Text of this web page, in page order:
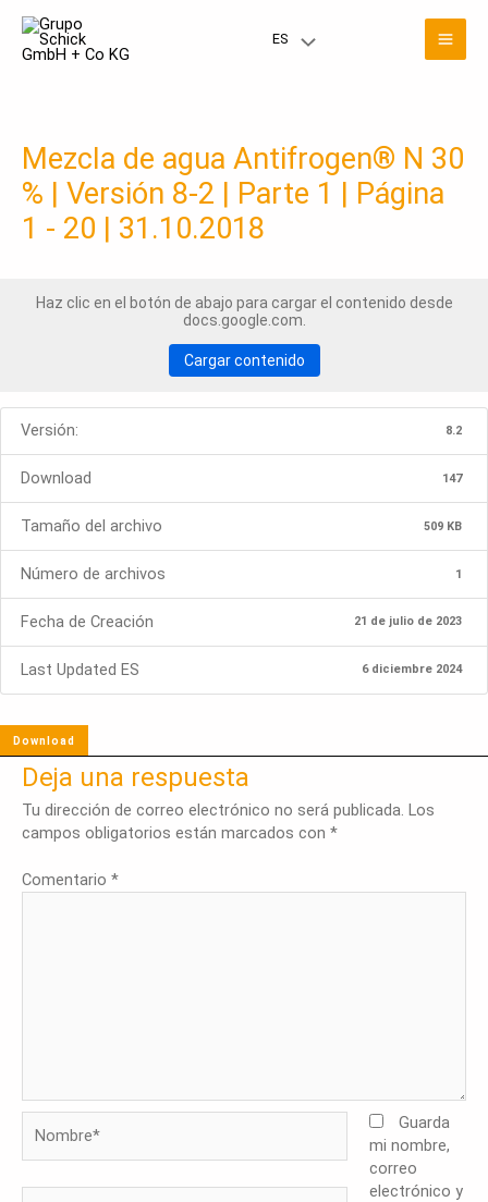
contenido
ES Menú
Mezcla de agua Antifrogen® N 30
% | Versión 8-2 | Parte 1 | Página
1 - 20 | 31.10.2018
Haz clic en el botón de abajo para cargar el contenido desde
docs.google.com.
Cargar contenido
Versión: 8.2
Download 147
Tamaño del archivo 509 KB
Número de archivos 1
Fecha de Creación 21 de julio de 2023
Last Updated ES 6 diciembre 2024
Download
Deja una respuesta
Tu dirección de correo electrónico no será publicada. Los
campos obligatorios están marcados con *
Comentario *
Guarda
mi nombre,
correo
electrónico y